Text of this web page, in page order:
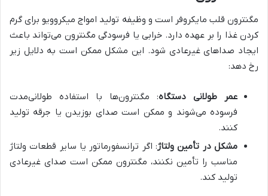
مگنترون قلب مایکروفر است و وظیفه تولید امواج میکروویو برای گرم
کردن غذا را بر عهده دارد. خرابی یا فرسودگی مگنترون می‌تواند باعث
ایجاد صداهای غیرعادی شود. این مشکل ممکن است به دلایل زیر
رخ دهد:
عمر طولانی دستگاه: مگنترون‌ها با استفاده طولانی‌مدت
فرسوده می‌شوند و ممکن است صدای بوزیدن یا جرقه تولید
کنند.
مشکل در تأمین ولتاژ: اگر ترانسفورماتور یا سایر قطعات ولتاژ
مناسب را تأمین نکنند، مگنترون ممکن است صدای غیرعادی
تولید کند.